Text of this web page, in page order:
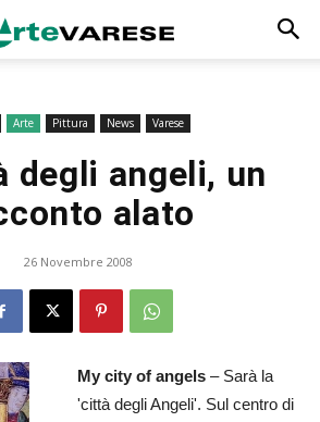
Arte Pittura News Varese
degli angeli, un
alato
26 Novembre 2008
My city of angels – Sarà la
'città degli Angeli'. Sul centro di